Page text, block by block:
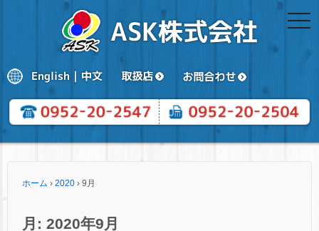
ホーム › 2020 › 9月
月: 2020年9月